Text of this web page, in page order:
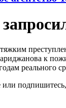
к
реального